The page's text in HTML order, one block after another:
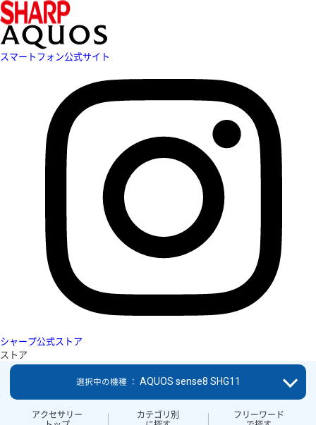
スマートフォン公式サイト
シャープ公式ストア
ストア
アクセサリー
カテゴリ別
フリーワード
選択中の機種 ： AQUOS sense8 SHG11